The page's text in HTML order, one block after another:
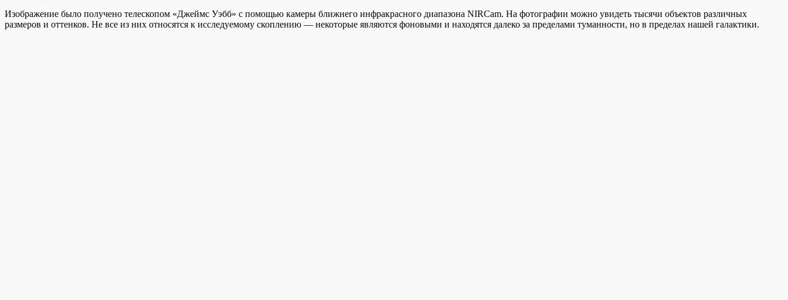
Изображение было получено телескопом «Джеймс Уэбб» с помощью камеры ближнего инфракрасного диапазона NIRCam. На фотографии можно увидеть тысячи объектов различных
размеров и оттенков. Не все из них относятся к исследуемому скоплению — некоторые являются фоновыми и находятся далеко за пределами туманности, но в пределах нашей галактики.